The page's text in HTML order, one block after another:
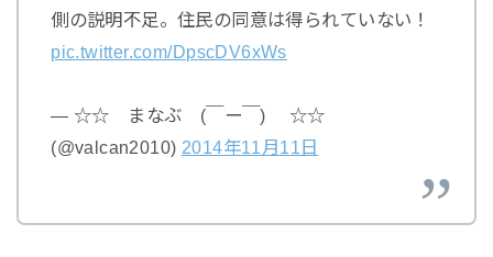
側の説明不足。住民の同意は得られていない！
pic.twitter.com/DpscDV6xWs
— ☆☆ まなぶ (￣ー￣) ☆☆
(@valcan2010) 2014年11月11日